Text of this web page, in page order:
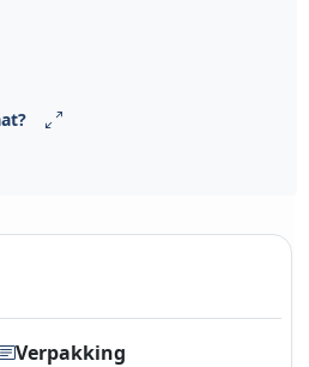
Verpakking